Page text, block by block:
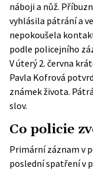
náboji a nůž.
vyhlásila pátrání a
nepokoušela
podle policejního
V úterý 2. června
Pavla Kofrová
známek života.
slov.
Co policie
Primárnízáznam v
poslední spatření v